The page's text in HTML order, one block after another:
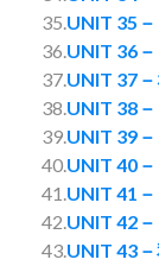
35.UNIT 35－
36.UNIT 36－
37.UNIT 37－
38.UNIT 38
39.UNIT 39－
40.UNIT 40
41.UNIT 41－
42.UNIT 42－
43.UNIT 43